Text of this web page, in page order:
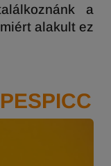
a
alakult ez